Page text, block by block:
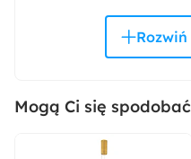
Mogą Ci się spodobać